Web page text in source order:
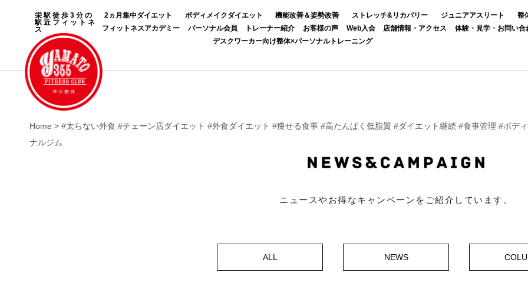
栄駅徒歩3分の
駅近フィットネ
ス
2ヵ月集中ダイエット ボディメイクダイエット 機能改善＆姿勢改善 ストレッチ&リカバリー ジュニアアスリート 整
フィットネスアカデミー
パーソナル会員 トレーナー紹介 お客様の声 Web入会 店舗情報・アクセス 体験・見学・お問い合
デスクワーカー向け整体×パーソナルトレーニング
Home > #太らない外食 #チェーン店ダイエット #外食ダイエット #痩せる食事 #高たんぱく低脂質 #ダイエット継続 #食事管理 #ボ
ナルジム
ニュースやお得なキャンペーンをご紹介しています。
ALL NEWS